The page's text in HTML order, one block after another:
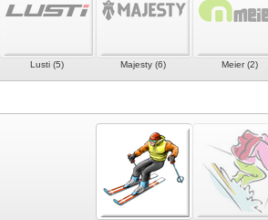
Lusti (5) Majesty (6) Meier (2)